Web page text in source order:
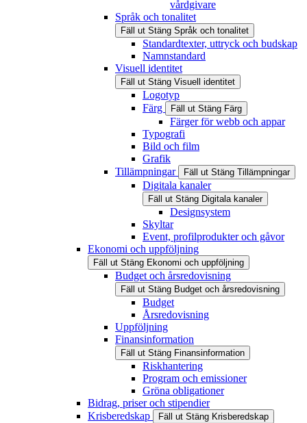
vårdgivare
Språk och tonalitet
Fäll ut Stäng Språk och tonalitet
Standardtexter, uttryck och budskap
Namnstandard
Visuell identitet
Fäll ut Stäng Visuell identitet
Logotyp
Färg
Fäll ut Stäng Färg
Färger för webb och appar
Typografi
Bild och film
Grafik
Tillämpningar
Fäll ut Stäng Tillämpningar
Digitala kanaler
Fäll ut Stäng Digitala kanaler
Designsystem
Skyltar
Event, profilprodukter och gåvor
Ekonomi och uppföljning
Fäll ut Stäng Ekonomi och uppföljning
Budget och årsredovisning
Fäll ut Stäng Budget och årsredovisning
Budget
Årsredovisning
Uppföljning
Finansinformation
Fäll ut Stäng Finansinformation
Riskhantering
Program och emissioner
Gröna obligationer
Bidrag, priser och stipendier
Krisberedskap
Fäll ut Stäng Krisberedskap